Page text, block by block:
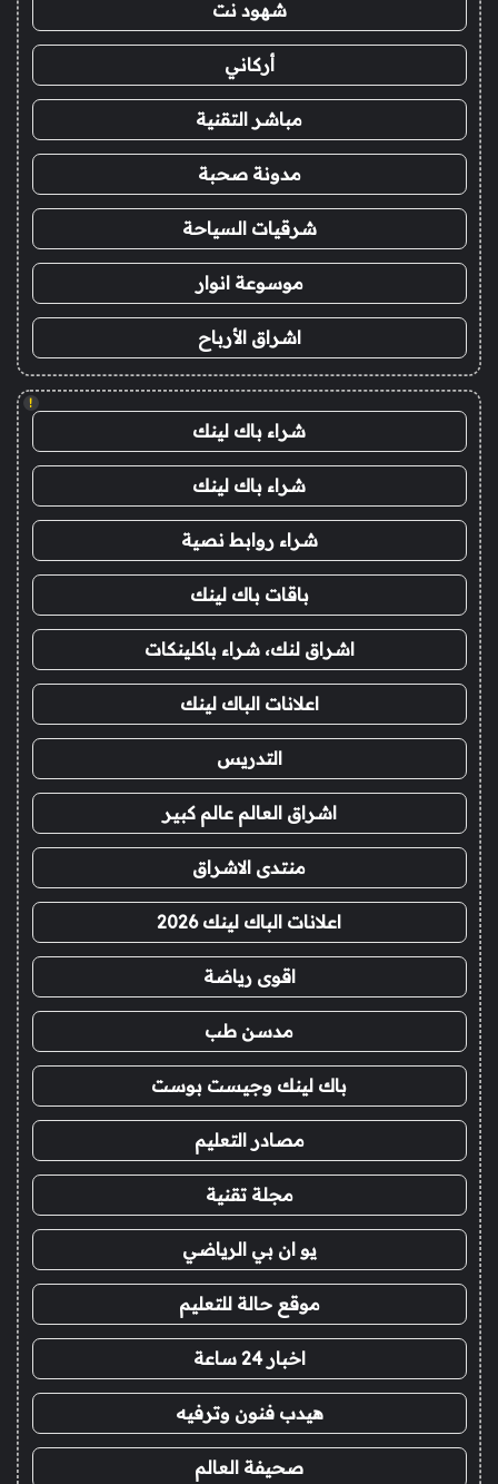
شهود نت
أركاني
مباشر التقنية
مدونة صحبة
شرقيات السياحة
موسوعة انوار
اشراق الأرباح
!
شراء باك لينك
شراء باك لينك
شراء روابط نصية
باقات باك لينك
اشراق لنك، شراء باكلينكات
اعلانات الباك لينك
التدريس
اشراق العالم عالم كبير
منتدى الاشراق
اعلانات الباك لينك 2026
اقوى رياضة
مدسن طب
باك لينك وجيست بوست
مصادر التعليم
مجلة تقنية
يو ان بي الرياضي
موقع حالة للتعليم
اخبار 24 ساعة
هيدب فنون وترفيه
صحيفة العالم